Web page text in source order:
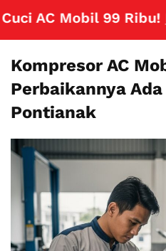
AC Mobil 99 Ribu!
Kompresor AC
Perbaikannya
Pontianak